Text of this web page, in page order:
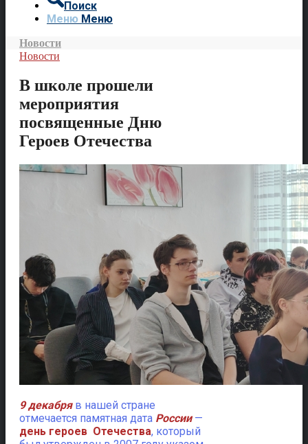
Поиск
Меню Меню
Новости
Новости
В школе прошели
мероприятия
посвященные Дню
Героев Отечества
9 декабряв нашей стране
отмечается памятная дата России—
день героев Отечества, который